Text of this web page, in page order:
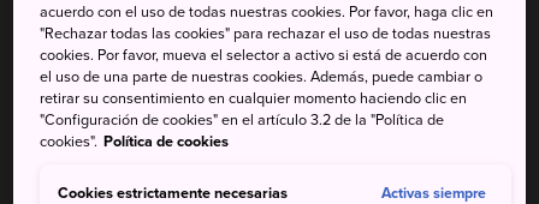
fritos de Utsunomiya, de origen chino, son únicos por sus
envolturas finas. La envoltura como la del wonton queda
crujiente cuando se fríe, contrastando con el relleno muy
caliente. EnUtsunomiya
, la autoproclamada capital de
las gyoza de Japón con más de 200 restaurantes, podrás
acuerdo con el uso de todas nuestras cookies. Por favor, haga clic en
"Rechazar todas las cookies" para rechazar el uso de todas nuestras
cookies. Por favor, mueva el selector a activo si está de acuerdo con
el uso de una parte de nuestras cookies. Además, puede cambiar o
retirar su consentimiento en cualquier momento haciendo clic en
"Configuración de cookies" en el artículo 3.2 de la "Política de
cookies". Política de cookies
Cookies estrictamente necesarias Activas siempre